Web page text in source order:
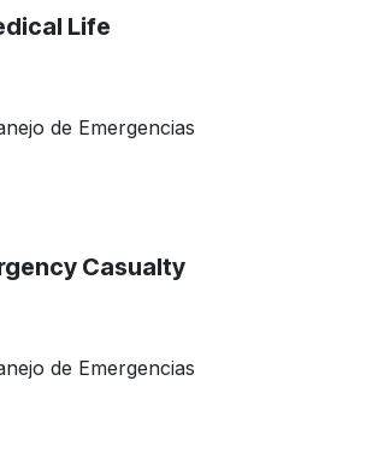
Life
de Emergencias
Casualty
de Emergencias